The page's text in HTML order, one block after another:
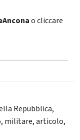
o cliccare
Repubblica,
, militare,articolo,